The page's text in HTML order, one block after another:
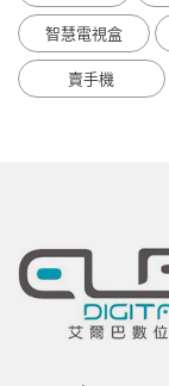
智慧電視盒
賣手機